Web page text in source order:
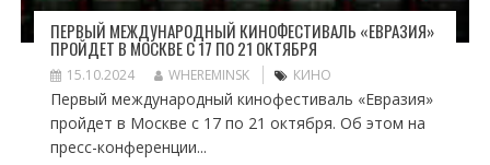
ПЕРВЫЙ МЕЖДУНАРОДНЫЙ КИНОФЕСТИВАЛЬ «ЕВРАЗИЯ»
ПРОЙДЕТ В МОСКВЕ С 17 ПО 21 ОКТЯБРЯ
15.10.2024 WHEREMINSK КИНО
Первый международный кинофестиваль «Евразия»
пройдет в Москве с 17 по 21 октября. Об этом на
пресс-конференции...